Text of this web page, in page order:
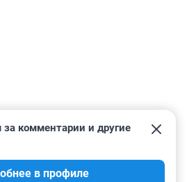
комментарии и другие
в профиле